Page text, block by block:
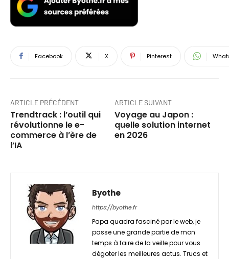
Facebook X Pinterest
ARTICLE PRÉCÉDENT
Trendtrack : l’outil qui
révolutionne le e-
commerce à l’ère de
l’IA
ARTICLE SUIVANT
Voyage au Japon :
quelle solution internet
en 2026
Byothe
https://byothe.fr
Papa quadra fasciné par le web, je
passe une grande partie de mon
temps à faire de la veille pour vous
dégoter les meilleures actus. Trucs et